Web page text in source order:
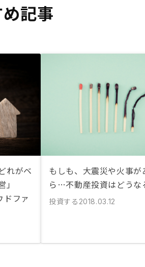
記事
れがベ
ドファ
もしも、大震災や火事が
ら…不動産投資はどうな
投資する 2018.03.12